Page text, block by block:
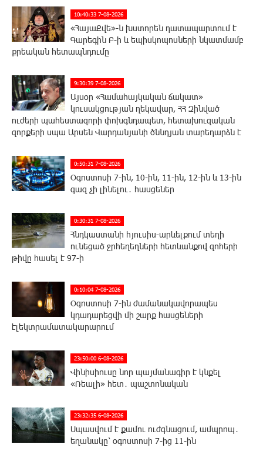
10:40:33 7-08-2026
«ՀայաՔվե»-ն խստորեն դատապարտում է
Գարեգին Բ-ի և եպիսկոպոսների նկատմամբ
քրեական հետապնդումը
9:30:39 7-08-2026
Այսօր «Համահայկական ճակատ»
կուսակցության ղեկավար, ՀՀ Զինված
ուժերի պահեստազորի փոխգնդապետ, հետախուզական
զորքերի սպա Արսեն Վարդանյանի ծննդյան տարեդարձն է
0:50:31 7-08-2026
Օգոստոսի 7-ին, 10-ին, 11-ին, 12-ին և 13-ին
գազ չի լինելու․ հասցեներ
0:30:31 7-08-2026
Հնդկաստանի հյուսիս-արևելքում տեղի
ունեցած ջրհեղեղների հետևանքով զոհերի
թիվը հասել է 97-ի
0:10:04 7-08-2026
Օգոստոսի 7-ին ժամանակավորապես
կդադարեցվի մի շարք հասցեների
էլեկտրամատակարարում
23:50:00 6-08-2026
Վինիսիուսը նոր պայմանագիր է կնքել
«Ռեալի» հետ․ պաշտոնական
23:32:35 6-08-2026
Սպասվում է քամու ուժգնացում, ամպրոպ․
եղանակը՝ օգոստոսի 7-ից 11-ին